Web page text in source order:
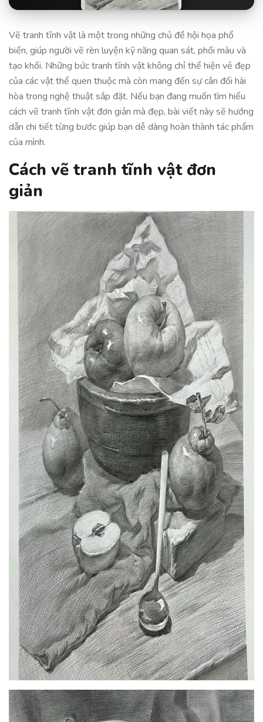
Vẽ tranh tĩnh vật là một trong những chủ đề hội họa phổ
biến, giúp người vẽ rèn luyện kỹ năng quan sát, phối màu và
tạo khối. Những bức tranh tĩnh vật không chỉ thể hiện vẻ đẹp
của các vật thể quen thuộc mà còn mang đến sự cân đối hài
hòa trong nghệ thuật sắp đặt. Nếu bạn đang muốn tìm hiểu
cách vẽ tranh tĩnh vật đơn giản mà đẹp, bài viết này sẽ hướng
dẫn chi tiết từng bước giúp bạn dễ dàng hoàn thành tác phẩm
của mình.
Cách vẽ tranh tĩnh vật đơn
giản